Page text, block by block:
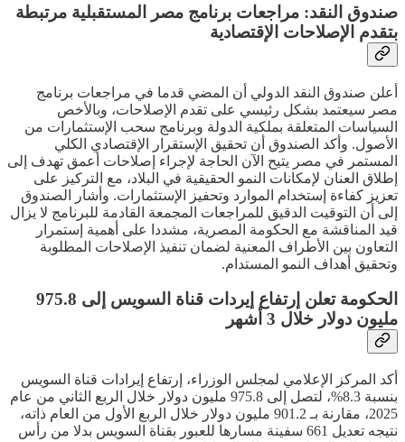
صندوق النقد: مراجعات برنامج مصر المستقبلية مرتبطة
بتقدم الإصلاحات الإقتصادية
أعلن صندوق النقد الدولي أن المضي قدما في مراجعات برنامج
مصر سيعتمد بشكل رئيسي على تقدم الإصلاحات، وبالأخص
السياسات المتعلقة بملكية الدولة وبرنامج سحب الإستثمارات من
الأصول. وأكد الصندوق أن تحقيق الإستقرار الإقتصادي الكلي
المستمر في مصر يتيح الآن الحاجة لإجراء إصلاحات أعمق تهدف إلى
إطلاق العنان لإمكانات النمو الحقيقية في البلاد، مع التركيز على
تعزيز كفاءة إستخدام الموارد وتحفيز الإستثمارات. وأشار الصندوق
إلى أن التوقيت الدقيق للمراجعات المجمعة القادمة للبرنامج لا يزال
قيد المناقشة مع الحكومة المصرية، مشددا على أهمية إستمرار
التعاون بين الأطراف المعنية لضمان تنفيذ الإصلاحات المطلوبة
وتحقيق أهداف النمو المستدام.
الحكومة تعلن إرتفاع إيردات قناة السويس إلى 975.8
مليون دولار خلال 3 أشهر
أكد المركز الإعلامي لمجلس الوزراء، إرتفاع إيرادات قناة السويس
بنسبة 8.3%، لتصل إلى 975.8 مليون دولار خلال الربع الثاني من عام
2025، مقارنة بـ 901.2 مليون دولار خلال الربع الأول من العام ذاته،
نتيجه تعديل 661 سفينة مسارها للعبور بقناة السويس بدلا من رأس